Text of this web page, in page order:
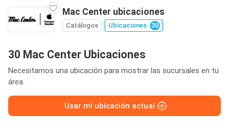
Mac Center ubicaciones
Catálogos Ubicaciones 30
30 Mac Center Ubicaciones
Necesitamos una ubicación para mostrar las sucursales en tu
área.
Usar mi ubicación actual